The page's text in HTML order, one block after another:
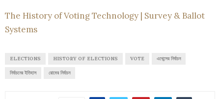
The History of Voting Technology | Survey & Ballot
Systems
ELECTIONS HISTORY OF ELECTIONS VOTE এথেন্সের নির্বাচন
নির্বাচনের ইতিহাস রোমের নির্বাচন